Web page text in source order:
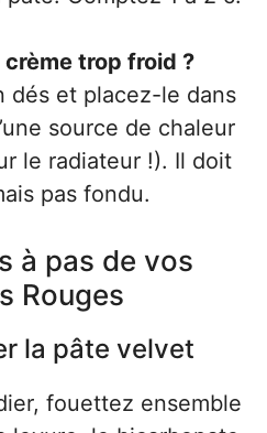
crème trop froid ?
dés et placez-le dans
source de chaleur
le radiateur !). Il doit
pas fondu.
à pas de vos
Rouges
la pâte velvet
fouettez ensemble